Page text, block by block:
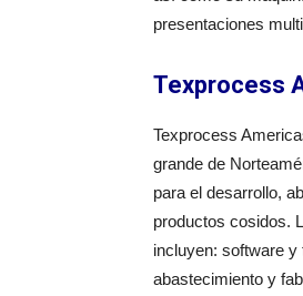
presentaciones
Texprocess
Texprocess
grande de
para el desarrollo,
productos cosidos.
incluyen: software y
abastecimiento y